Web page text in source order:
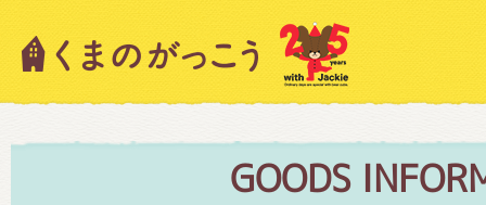
GOODS
キャラクター紹介